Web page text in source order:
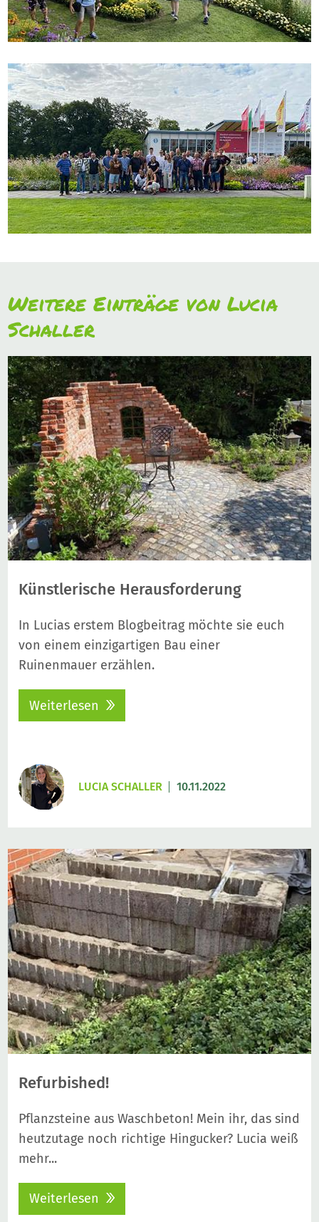
Weitere Einträge von Lucia
Schaller
Künstlerische Herausforderung
In Lucias erstem Blogbeitrag möchte sie euch
von einem einzigartigen Bau einer
Ruinenmauer erzählen.
Weiterlesen
LUCIA SCHALLER 10.11.2022
Refurbished!
Pflanzsteine aus Waschbeton! Mein ihr, das sind
heutzutage noch richtige Hingucker? Lucia weiß
mehr...
Weiterlesen